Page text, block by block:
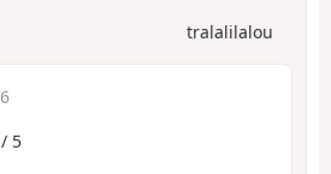
tralalilalou
/ 5